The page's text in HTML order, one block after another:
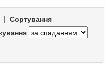
| Сортування